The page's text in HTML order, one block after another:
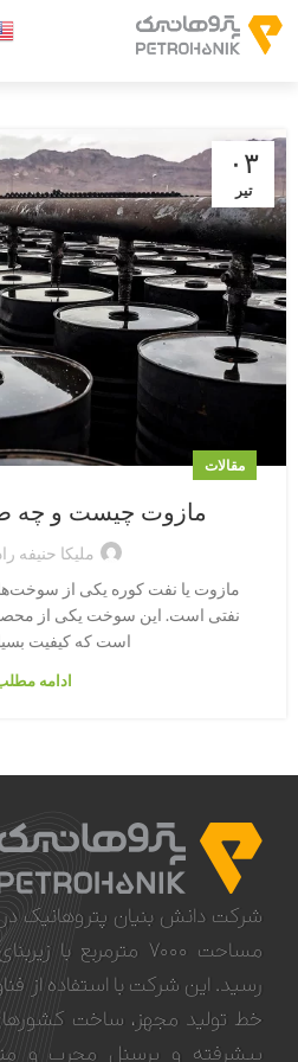
۰۳
تیر
مقالات
مازوت چیست و چه
ملیکا حنیفه
مازوت یا نفت کوره یکی از
نفتی است. این سوخت یکی از
است که کیفیت
ادامه
رسید. این شرکت با استفاده از
خط تولید مجهز، ساخت کشورهای
پیشرفته و پرسنل مجرب